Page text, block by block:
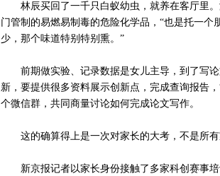
林辰买回了一千只白蚁幼虫，就养在客厅里。
门管制的易燃易制毒的危险化学品，“也是托一
少，那个味道特别特别熏。”
前期做实验、记录数据是女儿主导，到了写论
新，要提供很多资料展示创新点，完成查询报告
个微信群，共同商量讨论如何完成论文写作。
这的确算得上是一次对家长的大考，不是所有
新京报记者以家长身份接触了多家科创赛事培